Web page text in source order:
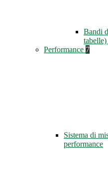
Bandi
tabelle)
Performance 7
Sistema di
performance